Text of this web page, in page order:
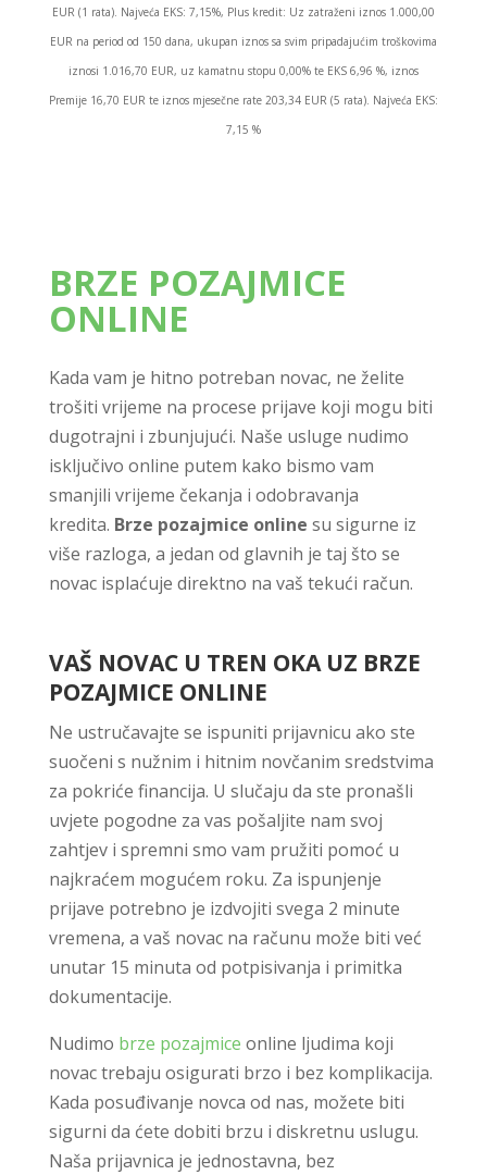
EUR (1 rata). Najveća EKS: 7,15%, Plus kredit: Uz zatraženi iznos 1.000,00
EUR na period od 150 dana, ukupan iznos sa svim pripadajućim troškovima
iznosi 1.016,70 EUR, uz kamatnu stopu 0,00% te EKS 6,96 %, iznos
Premije 16,70 EUR te iznos mjesečne rate 203,34 EUR (5 rata). Najveća EKS:
7,15 %
BRZE POZAJMICE
ONLINE
Kada vam je hitno potreban novac, ne želite
trošiti vrijeme na procese prijave koji mogu biti
dugotrajni i zbunjujući. Naše usluge nudimo
isključivo online putem kako bismo vam
smanjili vrijeme čekanja i odobravanja
kredita. Brze pozajmice online su sigurne iz
više razloga, a jedan od glavnih je taj što se
novac isplaćuje direktno na vaš tekući račun.
VAŠ NOVAC U TREN OKA UZ BRZE
POZAJMICE ONLINE
Ne ustručavajte se ispuniti prijavnicu ako ste
suočeni s nužnim i hitnim novčanim sredstvima
za pokriće financija. U slučaju da ste pronašli
uvjete pogodne za vas pošaljite nam svoj
zahtjev i spremni smo vam pružiti pomoć u
najkraćem mogućem roku. Za ispunjenje
prijave potrebno je izdvojiti svega 2 minute
vremena, a vaš novac na računu može biti već
unutar 15 minuta od potpisivanja i primitka
dokumentacije.
Nudimo brze pozajmice online ljudima koji
novac trebaju osigurati brzo i bez komplikacija.
Kada posuđivanje novca od nas, možete biti
sigurni da ćete dobiti brzu i diskretnu uslugu.
Naša prijavnica je jednostavna, bez